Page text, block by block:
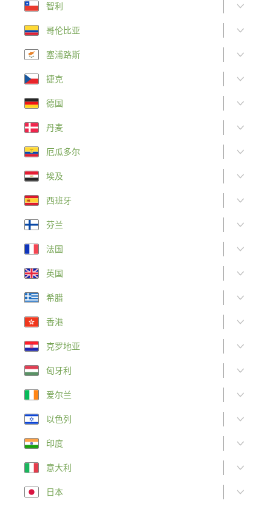
智利
哥伦比亚
塞浦路斯
捷克
德国
丹麦
厄瓜多尔
埃及
西班牙
芬兰
法国
英国
希腊
香港
克罗地亚
匈牙利
爱尔兰
以色列
印度
意大利
日本